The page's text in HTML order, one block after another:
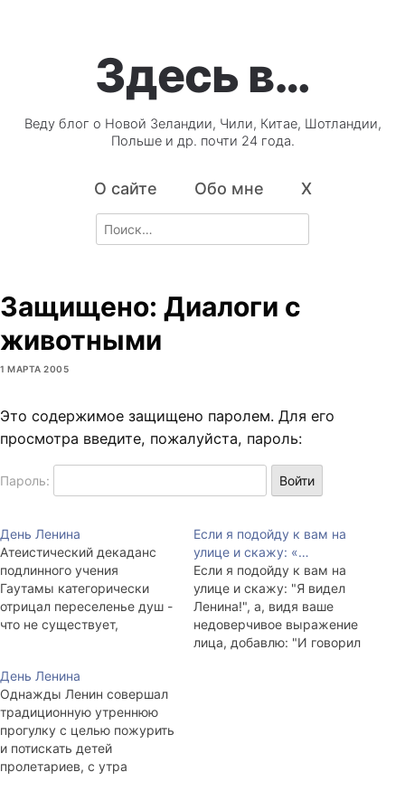
Здесь в…
Веду блог о Новой Зеландии, Чили, Китае, Шотландии,
Польше и др. почти 24 года.
О сайте Обо мне X
Search
for:
Защищено: Диалоги с
животными
1 МАРТА 2005
Это содержимое защищено паролем. Для его
просмотра введите, пожалуйста, пароль:
Пароль:
День Ленина
Атеистический декаданс
подлинного учения
Гаутамы категорически
отрицал переселенье душ -
что не существует,
ни в прошлом, ни в
настоящем, ни в будущем.
Были лишь иллюзия души,
временные имя, форма и
пустота изначальная. После
смерти то, что называло
Если я подойду к вам на
улице и скажу: «…
Если я подойду к вам на
улице и скажу: "Я видел
Ленина!", а, видя ваше
недоверчивое выражение
лица, добавлю: "И говорил
День Ленина
Однажды Ленин совершал
традиционную утреннюю
прогулку с целью пожурить
и потискать детей
пролетариев, с утра